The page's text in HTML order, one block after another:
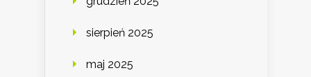
sierpień 2025
maj 2025